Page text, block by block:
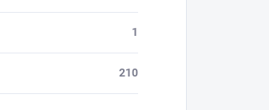
1
210